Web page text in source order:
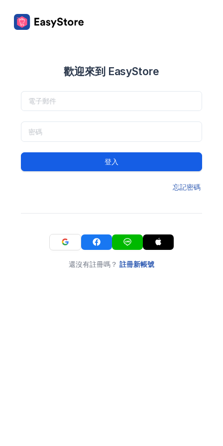
歡迎來到 EasyStore
登入
忘記密碼
還沒有註冊嗎？ 註冊新帳號